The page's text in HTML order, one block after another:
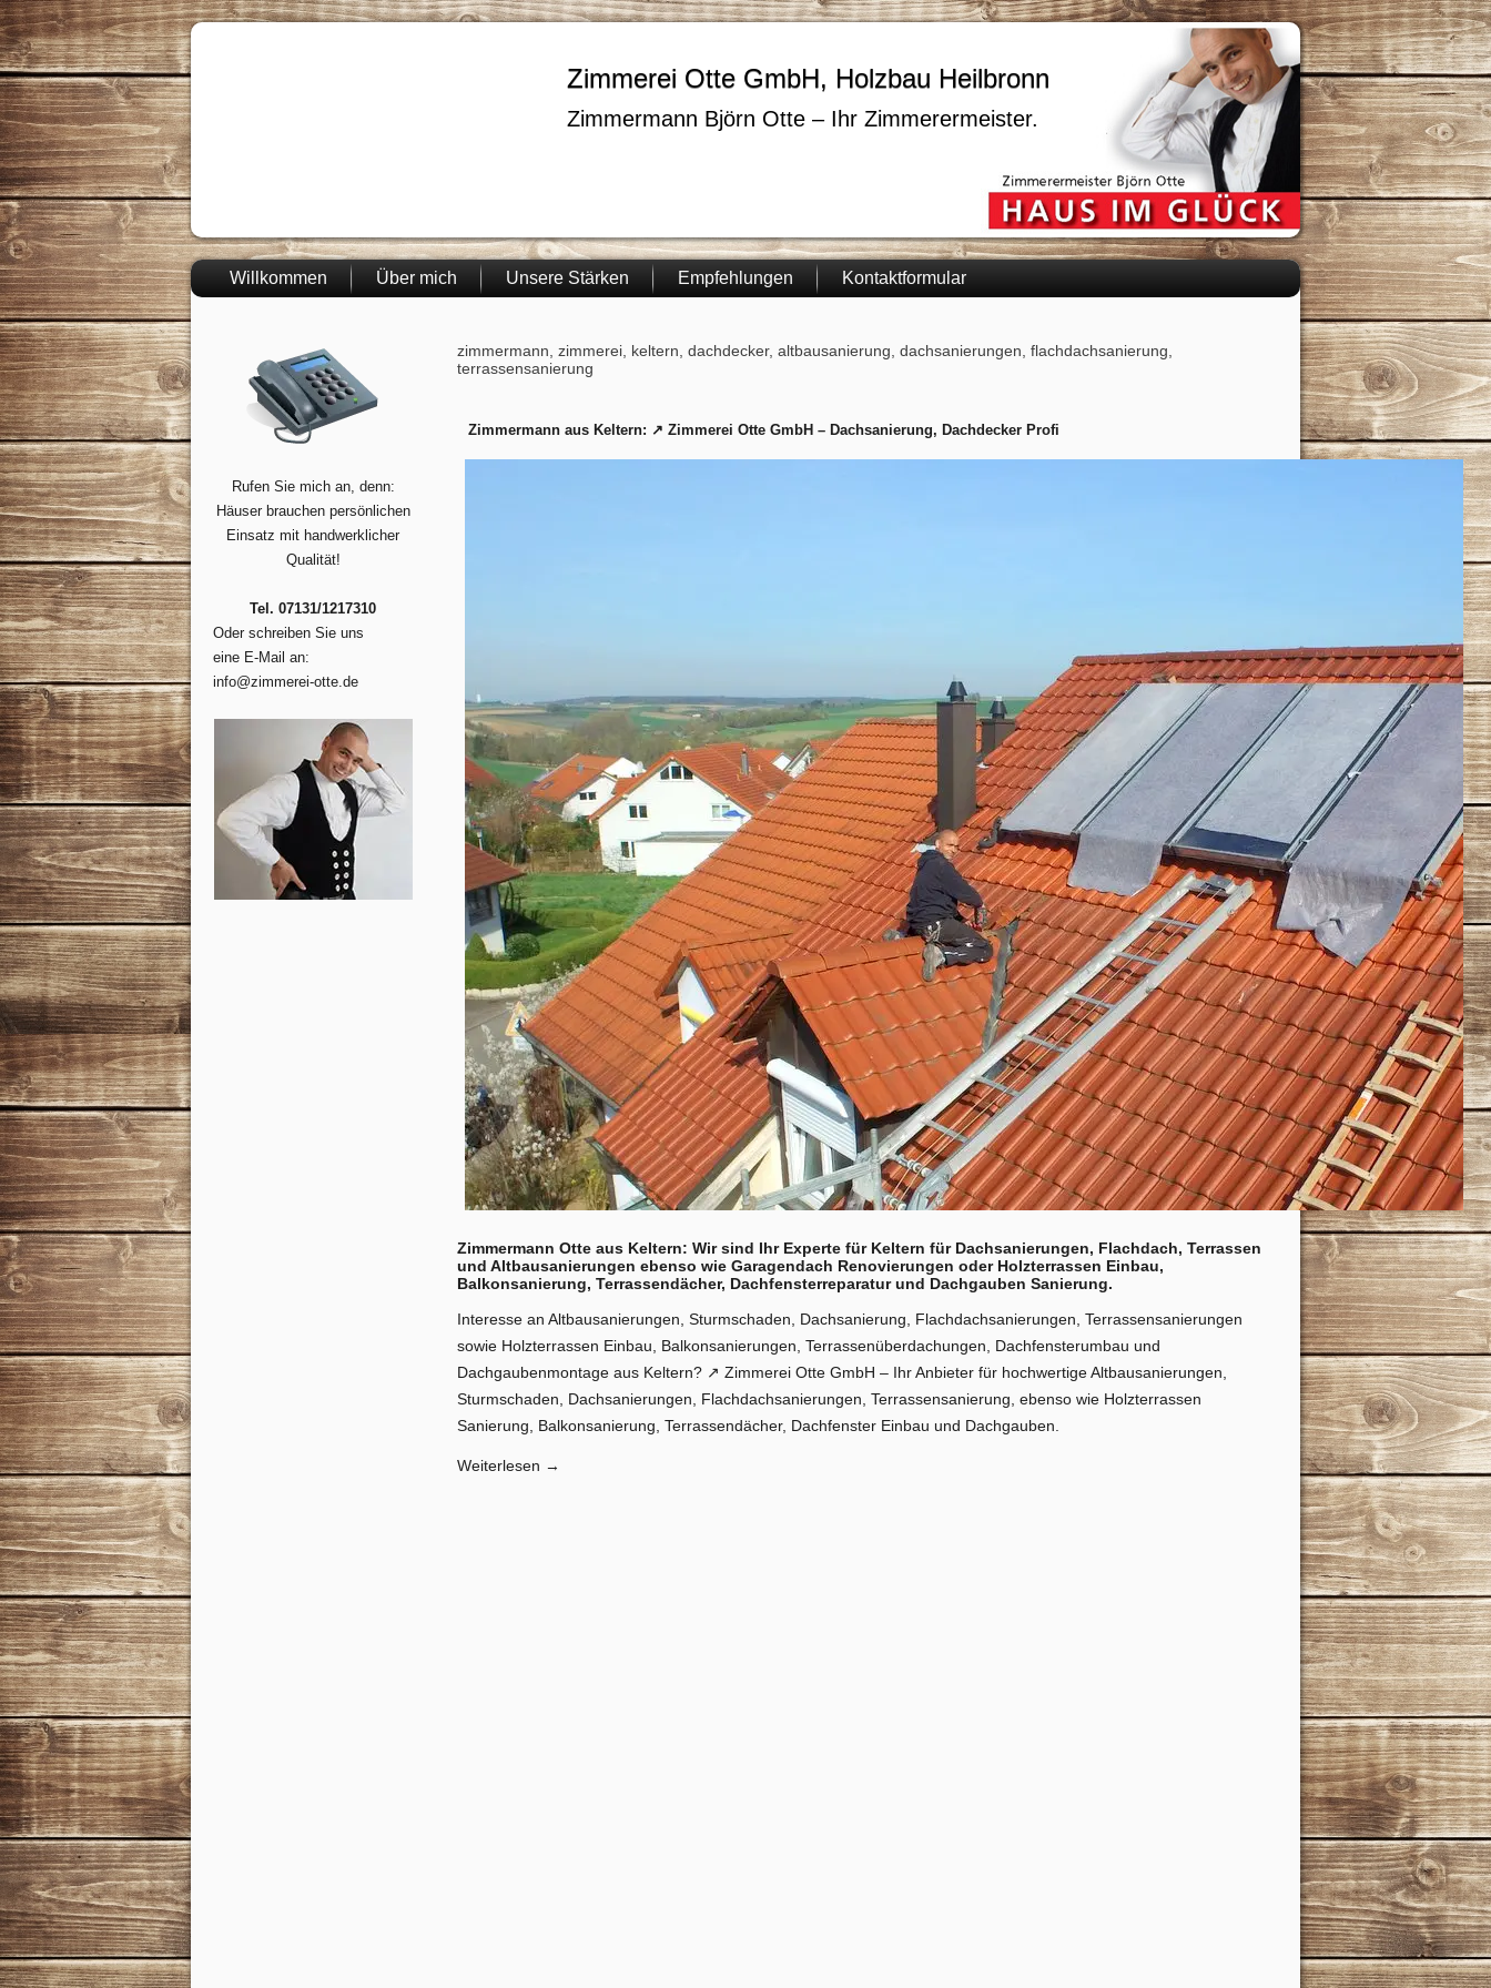
Zimmerei Otte GmbH, Holzbau Heilbronn
Zimmermann Björn Otte – Ihr Zimmerermeister.
Willkommen Über mich Unsere Stärken Empfehlungen Kontaktformular
Rufen Sie mich an, denn:
Häuser brauchen persönlichen
Einsatz mit handwerklicher
Qualität!
Tel. 07131/1217310
Oder schreiben Sie uns
eine E-Mail an:
info@zimmerei-otte.de
zimmermann, zimmerei, keltern, dachdecker, altbausanierung, dachsanierungen, flachdachsanierung,
terrassensanierung
Zimmermann aus Keltern: ↗️ Zimmerei Otte GmbH – Dachsanierung, Dachdecker Profi
Zimmermann Otte aus Keltern: Wir sind Ihr Experte für Keltern für Dachsanierungen, Flachdach, Terrassen
und Altbausanierungen ebenso wie Garagendach Renovierungen oder Holzterrassen Einbau,
Balkonsanierung, Terrassendächer, Dachfensterreparatur und Dachgauben Sanierung.
Interesse an Altbausanierungen, Sturmschaden, Dachsanierung, Flachdachsanierungen, Terrassensanierungen
sowie Holzterrassen Einbau, Balkonsanierungen, Terrassenüberdachungen, Dachfensterumbau und
Dachgaubenmontage aus Keltern? ↗️ Zimmerei Otte GmbH – Ihr Anbieter für hochwertige Altbausanierungen,
Sturmschaden, Dachsanierungen, Flachdachsanierungen, Terrassensanierung, ebenso wie Holzterrassen
Sanierung, Balkonsanierung, Terrassendächer, Dachfenster Einbau und Dachgauben.
Weiterlesen →